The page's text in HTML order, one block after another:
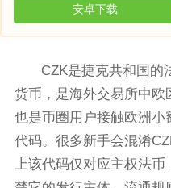
安卓下载
CZK是捷克共和国的
货币，是海外交易所中欧
也是币圈用户接触欧洲
代码。很多新手会混淆
上该代码仅对应主权法